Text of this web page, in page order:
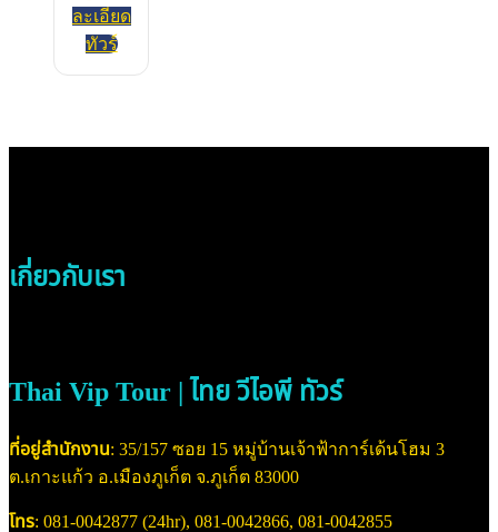
ละเอียด
ทัวร์
เกี่ยวกับเรา
Thai Vip Tour | ไทย วีไอพี ทัวร์
ที่อยู่สำนักงาน: 35/157 ซอย 15 หมู่บ้านเจ้าฟ้าการ์เด้นโฮม 3
ต.เกาะแก้ว อ.เมืองภูเก็ต จ.ภูเก็ต 83000
โทร: 081-0042877 (24hr), 081-0042866, 081-0042855